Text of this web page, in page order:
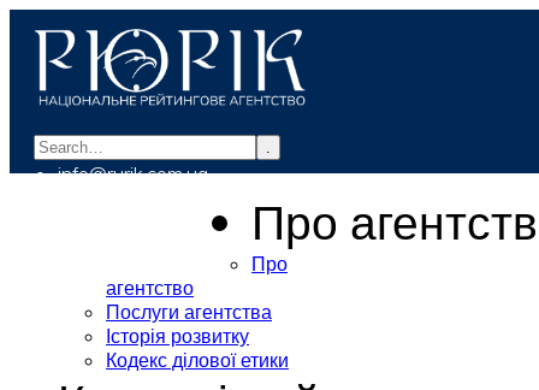
.
info@rurik.com.ua
Про
Про
агентство
Послуги агентства
Історія розвитку
Кодекс ділової етики